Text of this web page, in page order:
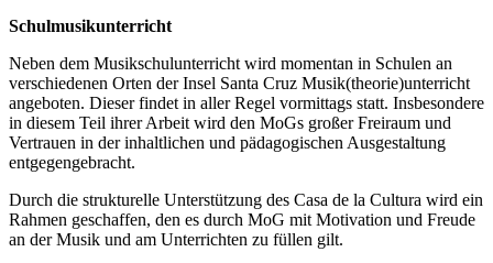
Schulmusikunterricht
Neben dem Musikschulunterricht wird momentan in Schulen an
verschiedenen Orten der Insel Santa Cruz Musik(theorie)unterricht
angeboten. Dieser findet in aller Regel vormittags statt. Insbesondere
in diesem Teil ihrer Arbeit wird den MoGs großer Freiraum und
Vertrauen in der inhaltlichen und pädagogischen Ausgestaltung
entgegengebracht.
Durch die strukturelle Unterstützung des Casa de la Cultura wird ein
Rahmen geschaffen, den es durch MoG mit Motivation und Freude
an der Musik und am Unterrichten zu füllen gilt.